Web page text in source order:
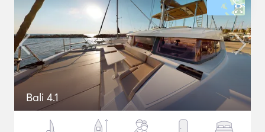
Bali 4.1